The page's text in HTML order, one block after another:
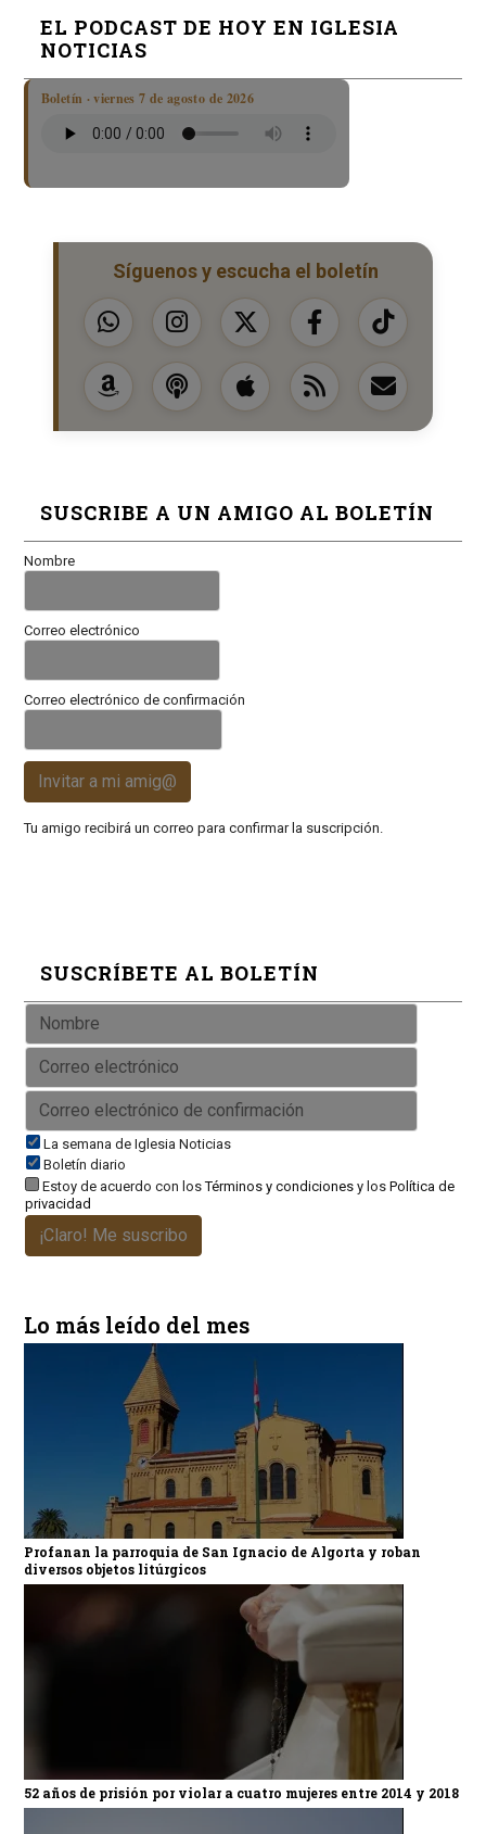
EL PODCAST DE HOY EN IGLESIA
NOTICIAS
Boletín · viernes 7 de agosto de 2026
Síguenos y escucha el boletín
SUSCRIBE A UN AMIGO AL BOLETÍN
Nombre
Correo electrónico
Correo electrónico de confirmación
Invitar a mi amig@
Tu amigo recibirá un correo para confirmar la suscripción.
SUSCRÍBETE AL BOLETÍN
La semana de Iglesia Noticias
Boletín diario
Estoy de acuerdo con losTérminos y condicionesy los Política de
privacidad
¡Claro! Me suscribo
Lo más leído del mes
Profanan la parroquia de San Ignacio de Algorta y roban
diversos objetos litúrgicos
52 años de prisión por violar a cuatro mujeres entre 2014 y 2018